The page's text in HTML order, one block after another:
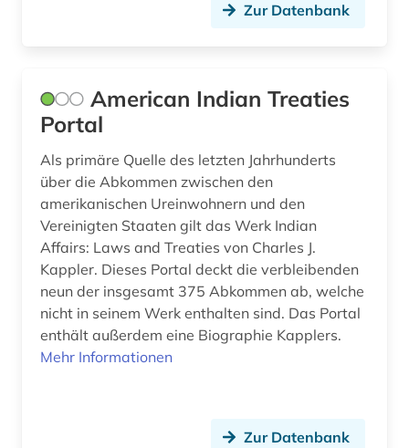
Zur Datenbank
American Indian Treaties
Portal
Als primäre Quelle des letzten Jahrhunderts
über die Abkommen zwischen den
amerikanischen Ureinwohnern und den
Vereinigten Staaten gilt das Werk Indian
Affairs: Laws and Treaties von Charles J.
Kappler. Dieses Portal deckt die verbleibenden
neun der insgesamt 375 Abkommen ab, welche
nicht in seinem Werk enthalten sind. Das Portal
enthält außerdem eine Biographie Kapplers.
Mehr Informationen
Zur Datenbank